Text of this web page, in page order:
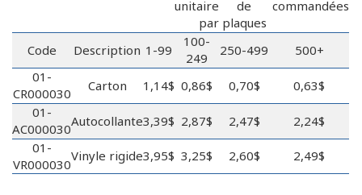
unitaire
par
de
plaques
commandées
Code Description 1-99
100-
249
250-499
500+
01-
CR000030
Carton 1,14$ 0,86$ 0,70$
0,63$
01-
AC000030Autocollante3,39$ 2,87$ 2,47$
2,24$
01-
VR000030
Vinyle rigide3,95$ 3,25$ 2,60$ 2,49$